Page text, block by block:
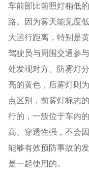
车前部比前照灯稍低
路。因为雾天能见度
大运行距离，特别是
驾驶员与周围交通参
处发现对方。防雾灯
亮的黄色，后雾灯则
点区别，前雾灯标志
行的，一般位于车内
高、穿透性强，不会
能够有效预防事故的
是一起使用的。